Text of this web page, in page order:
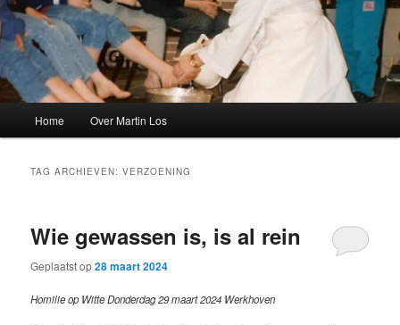
Home Over Martin Los
TAG ARCHIEVEN:VERZOENING
Wie gewassen is, is al rein
Geplaatst op28 maart 2024
Homilie op Witte Donderdag 29 maart 2024 Werkhoven